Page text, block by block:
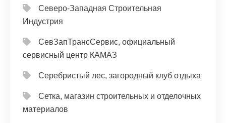
Северо-Западная Строительная
Индустрия
СевЗапТрансСервис, официальный
сервисный центр КАМАЗ
Серебристый лес, загородный клуб отдыха
Сетка, магазин строительных и отделочных
материалов